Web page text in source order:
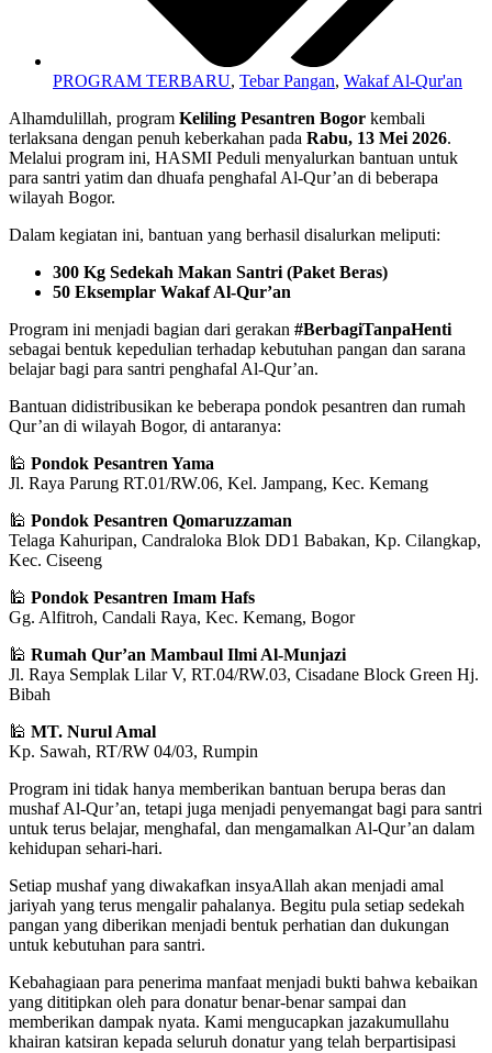
PROGRAM TERBARU, Tebar Pangan, Wakaf Al-Qur'an
Alhamdulillah, program Keliling Pesantren Bogor kembali
terlaksana dengan penuh keberkahan pada Rabu, 13 Mei 2026.
Melalui program ini, HASMI Peduli menyalurkan bantuan untuk
para santri yatim dan dhuafa penghafal Al-Qur’an di beberapa
wilayah Bogor.
Dalam kegiatan ini, bantuan yang berhasil disalurkan meliputi:
300 Kg Sedekah Makan Santri (Paket Beras)
50 Eksemplar Wakaf Al-Qur’an
Program ini menjadi bagian dari gerakan #BerbagiTanpaHenti
sebagai bentuk kepedulian terhadap kebutuhan pangan dan sarana
belajar bagi para santri penghafal Al-Qur’an.
Bantuan didistribusikan ke beberapa pondok pesantren dan rumah
Qur’an di wilayah Bogor, di antaranya:
🕌 Pondok Pesantren Yama
Jl. Raya Parung RT.01/RW.06, Kel. Jampang, Kec. Kemang
🕌 Pondok Pesantren Qomaruzzaman
Telaga Kahuripan, Candraloka Blok DD1 Babakan, Kp. Cilangkap,
Kec. Ciseeng
🕌 Pondok Pesantren Imam Hafs
Gg. Alfitroh, Candali Raya, Kec. Kemang, Bogor
🕌 Rumah Qur’an Mambaul Ilmi Al-Munjazi
Jl. Raya Semplak Lilar V, RT.04/RW.03, Cisadane Block Green Hj.
Bibah
🕌 MT. Nurul Amal
Kp. Sawah, RT/RW 04/03, Rumpin
Program ini tidak hanya memberikan bantuan berupa beras dan
mushaf Al-Qur’an, tetapi juga menjadi penyemangat bagi para santri
untuk terus belajar, menghafal, dan mengamalkan Al-Qur’an dalam
kehidupan sehari-hari.
Setiap mushaf yang diwakafkan insyaAllah akan menjadi amal
jariyah yang terus mengalir pahalanya. Begitu pula setiap sedekah
pangan yang diberikan menjadi bentuk perhatian dan dukungan
untuk kebutuhan para santri.
Kebahagiaan para penerima manfaat menjadi bukti bahwa kebaikan
yang dititipkan oleh para donatur benar-benar sampai dan
memberikan dampak nyata. Kami mengucapkan jazakumullahu
khairan katsiran kepada seluruh donatur yang telah berpartisipasi